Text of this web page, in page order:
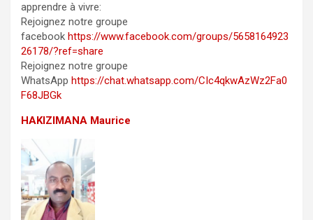
apprendre à vivre:
Rejoignez notre groupe
facebook https://www.facebook.com/groups/5658164923
26178/?ref=share
Rejoignez notre groupe
WhatsApp https://chat.whatsapp.com/CIc4qkwAzWz2Fa0
F68JBGk
HAKIZIMANA Maurice